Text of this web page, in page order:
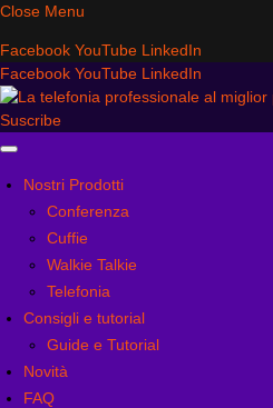
Close Menu
Facebook YouTube LinkedIn
Facebook YouTube LinkedIn
Suscribe
Nostri Prodotti
Conferenza
Cuffie
Walkie Talkie
Telefonia
Consigli e tutorial
Guide e Tutorial
Novità
FAQ